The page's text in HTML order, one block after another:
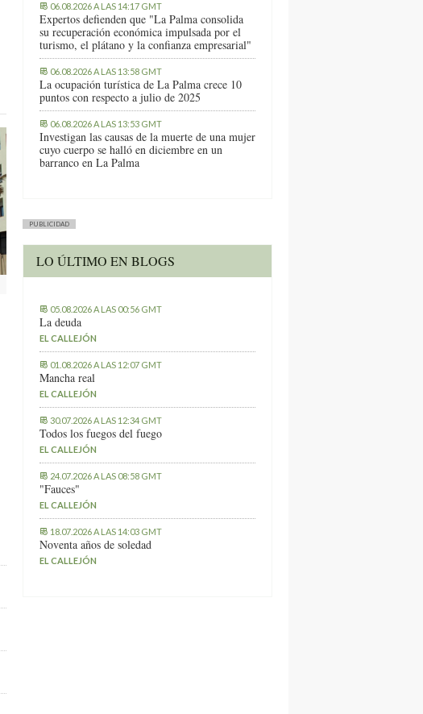
06.08.2026 A LAS 14:17 GMT
Expertos defienden que "La Palma consolida
su recuperación económica impulsada por el
turismo, el plátano y la confianza empresarial"
06.08.2026 A LAS 13:58 GMT
La ocupación turística de La Palma crece 10
puntos con respecto a julio de 2025
06.08.2026 A LAS 13:53 GMT
Investigan las causas de la muerte de una mujer
cuyo cuerpo se halló en diciembre en un
barranco en La Palma
PUBLICIDAD
LO ÚLTIMO EN BLOGS
05.08.2026 A LAS 00:56 GMT
La deuda
EL CALLEJÓN
01.08.2026 A LAS 12:07 GMT
Mancha real
EL CALLEJÓN
30.07.2026 A LAS 12:34 GMT
Todos los fuegos del fuego
EL CALLEJÓN
24.07.2026 A LAS 08:58 GMT
"Fauces"
EL CALLEJÓN
18.07.2026 A LAS 14:03 GMT
Noventa años de soledad
EL CALLEJÓN